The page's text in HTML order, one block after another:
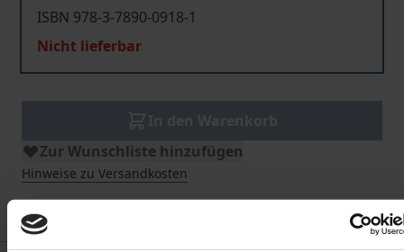
ISBN 978-3-7890-0918-1
Nicht lieferbar
Zur Wunschliste hinzufügen
Hinweise zu Versandkosten